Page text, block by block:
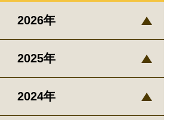
2026年
2025年
2024年